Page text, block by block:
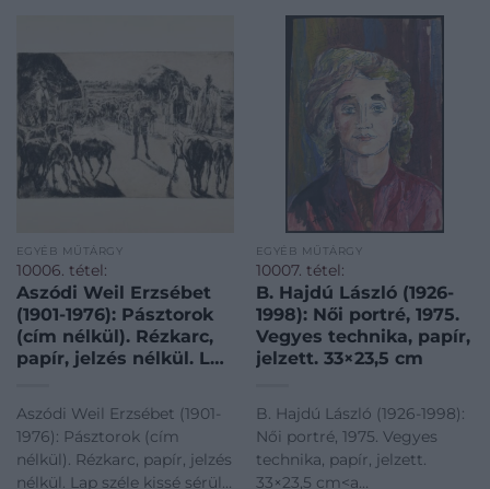
EGYÉB MŰTÁRGY
10006. tétel:
Aszódi Weil Erzsébet
(1901-1976): Pásztorok
(cím nélkül). Rézkarc,
papír, jelzés nélkül. Lap
Aszódi Weil Erzsébet (1901-
1976): Pásztorok (cím
nélkül). Rézkarc, papír, jelzés
nélkül. Lap széle kissé sérült.
EGYÉB MŰTÁRGY
10007. tétel:
B. Hajdú László (1926-
1998): Női portré, 1975.
Vegyes technika, papír,
jelzett. 33×23,5 cm
B. Hajdú László (1926-1998):
Női portré, 1975. Vegyes
technika, papír, jelzett.
33×23,5 cm<a